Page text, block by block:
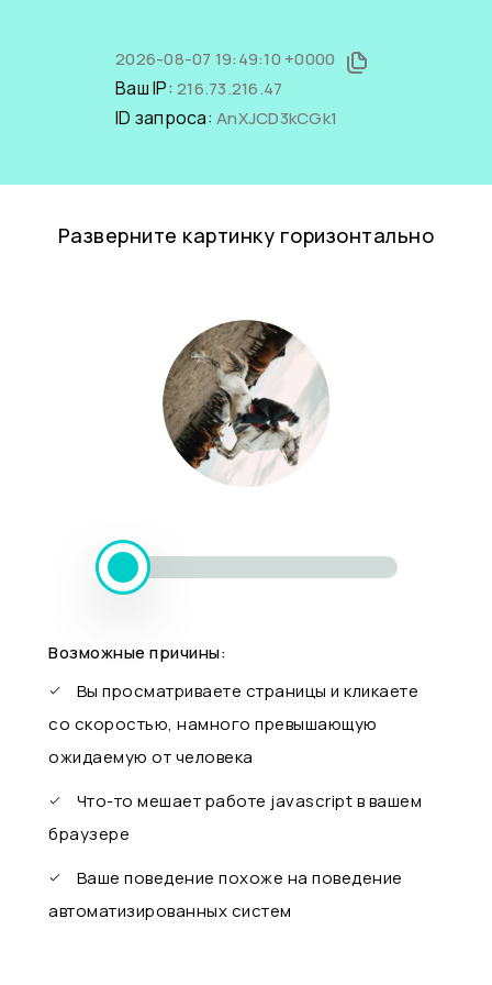
2026-08-07 19:49:10 +0000
Ваш IP: 216.73.216.47
ID запроса: AnXJCD3kCGk1
Разверните картинку горизонтально
Возможные причины:
Вы просматриваете страницы и кликаете
со скоростью, намного превышающую
ожидаемую от человека
Что-то мешает работе javascript в вашем
браузере
Ваше поведение похоже на поведение
автоматизированных систем